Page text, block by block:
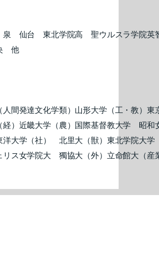
仙台 東北学院高 聖ウルスラ学院英
他
間発達文化学類）山形大学（工・教）東
経）近畿大学（農）国際基督教大学 昭和
大学（社） 北里大（獣）東北学院大学
リス女学院大 獨協大（外）立命館大（産